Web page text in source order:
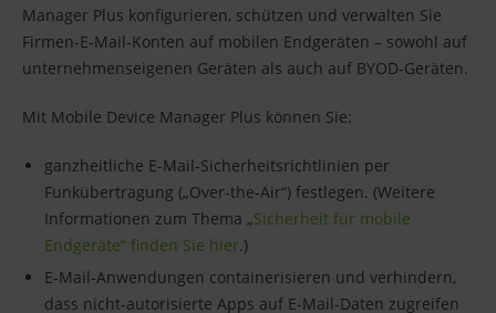
Manager Plus konfigurieren, schützen und verwalten Sie
Firmen-E-Mail-Konten auf mobilen Endgeräten – sowohl auf
unternehmenseigenen Geräten als auch auf BYOD-Geräten.
Mit Mobile Device Manager Plus können Sie:
ganzheitliche E-Mail-Sicherheitsrichtlinien per
Funkübertragung („Over-the-Air“) festlegen. (Weitere
Informationen zum Thema „Sicherheit für mobile
Endgeräte“ finden Sie hier.)
E-Mail-Anwendungen containerisieren und verhindern,
dass nicht-autorisierte Apps auf E-Mail-Daten zugreifen